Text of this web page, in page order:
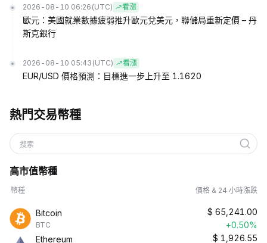
2026-08-10 06:26 (UTC) 看漲
歐元：美國就業數據疲弱推升歐元兌美元，聯儲局重新定價 – 丹
斯克銀行
2026-08-10 05:43 (UTC) 看漲
EUR/USD 價格預測：目標進一步上升至 1.1620
熱門交易幣種
搜索
高市值幣種
幣種 價格 & 24 小時漲跌
Bitcoin
BTC
$ 65,241.00
+0.50%
Ethereum
$ 1,926.55